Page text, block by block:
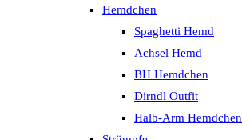
Hemdchen
Spaghetti Hemd
Achsel Hemd
BH Hemdchen
Dirndl Outfit
Halb-Arm Hemdchen